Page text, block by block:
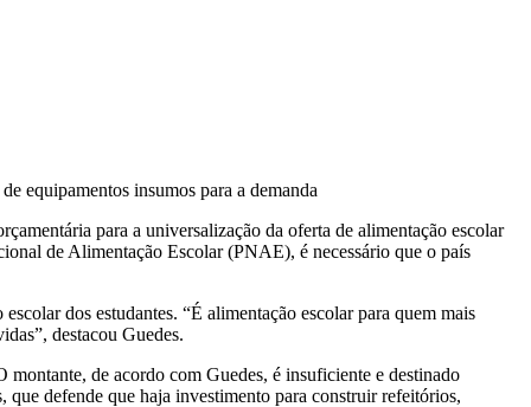
equipamentos insumos para a demanda
para a universalização da oferta de alimentação escolar
de Alimentação Escolar (PNAE), é necessário que o país
dos estudantes. “É alimentação escolar para quem mais
destacou Guedes.
de acordo com Guedes, é insuficiente e destinado
que defende que haja investimento para construir refeitórios,